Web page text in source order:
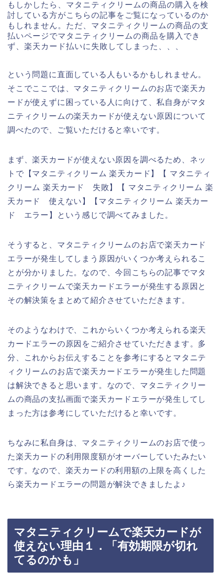
もしかしたら、マタニティクリームの商品の購入を検
討している方がこちらの記事をご覧になっているのか
もしれません。ただ、マタニティクリームの商品の支
払いページでマタニティクリームの商品を購入でき
ず、楽天カード払いに失敗してしまった、、、
という問題に直面している人もいるかもしれません。
そこでここでは、マタニティクリームのお店で楽天カ
ードが使えずに困っている人に向けて、私自身がマタ
ニティクリームの楽天カードが使えない原因について
調べたので、ご覧いただけると幸いです。
まず、楽天カードが使えない原因を調べるため、ネッ
トで【マタニティクリーム 楽天カード】【 マタニティ
クリーム 楽天カード 失敗】【 マタニティクリーム 楽
天カード 使えない】【マタニティクリーム 楽天カー
ド エラー】という感じで調べてみました。
そうすると、マタニティクリームのお店で楽天カード
エラーが発生してしまう原因がいくつか考えられるこ
とが分かりました。なので、今回こちらの記事でマタ
ニティクリームで楽天カードエラーが発生する原因と
その解決策をまとめて紹介させていただきます。
そのようなわけで、これからいくつか考えられる楽天
カードエラーの原因をご紹介させていただきます。多
分、これからお伝えすることを参考にするとマタニテ
ィクリームのお店で楽天カードエラーが発生した問題
は解決できると思います。なので、マタニティクリー
ムの商品の支払画面で楽天カードエラーが発生してし
まった方は参考にしていただけると幸いです。
ちなみに私自身は、マタニティクリームのお店で使っ
た楽天カードの利用限度額がオーバーしていたみたい
です。なので、楽天カードの利用額の上限を高くした
ら楽天カードエラーの問題が解決できましたよ♪
マタニティクリームで楽天カードが
使えない理由１．「有効期限が切れ
てるのかも」